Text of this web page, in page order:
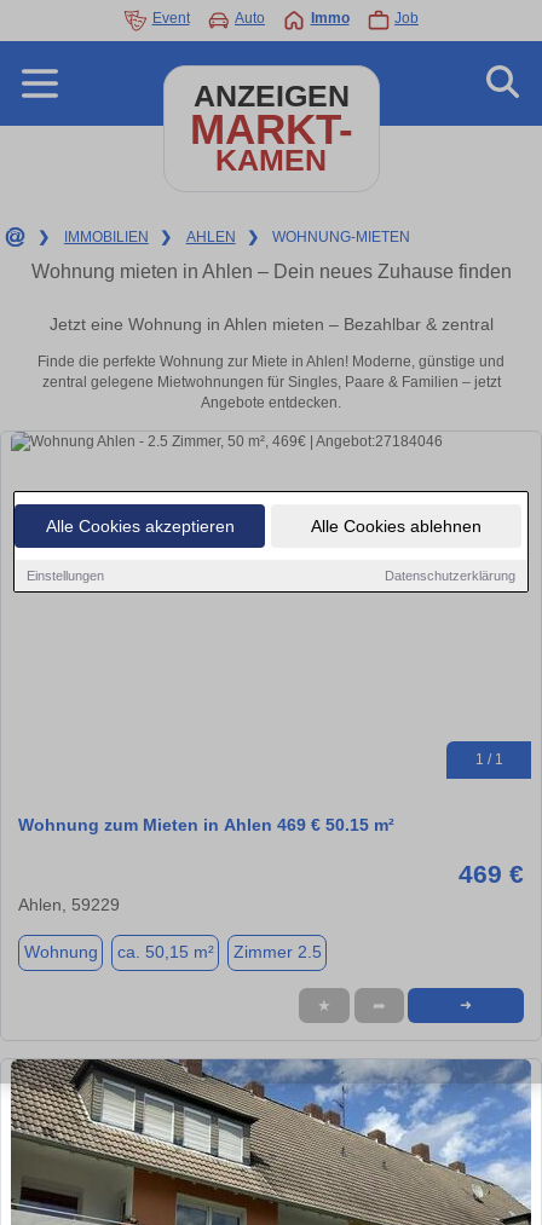
Alle Cookies akzeptieren Alle Cookies ablehnen
Einstellungen Datenschutzerklärung
Event Auto Immo Job
ANZEIGEN
MARKT-
KAMEN
❯ IMMOBILIEN ❯ AHLEN ❯ WOHNUNG-MIETEN
Wohnung mieten in Ahlen – Dein neues Zuhause finden
Jetzt eine Wohnung in Ahlen mieten – Bezahlbar & zentral
Finde die perfekte Wohnung zur Miete in Ahlen! Moderne, günstige und
zentral gelegene Mietwohnungen für Singles, Paare & Familien – jetzt
Angebote entdecken.
1 / 1
Wohnung zum Mieten in Ahlen 469 € 50.15 m²
469 €
Ahlen, 59229
Wohnung ca. 50,15 m² Zimmer 2.5
★ ➦ ➜